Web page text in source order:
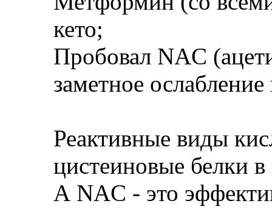
кето;
Пробовал NAC
заметное ослабление
Реактивные виды
цистеиновые белки
А NAC - это